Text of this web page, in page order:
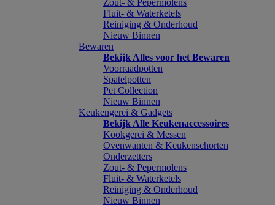
Zout- & Pepermolens
Fluit- & Waterketels
Reiniging & Onderhoud
Nieuw Binnen
Bewaren
Bekijk Alles voor het Bewaren
Voorraadpotten
Spatelpotten
Pet Collection
Nieuw Binnen
Keukengerei & Gadgets
Bekijk Alle Keukenaccessoires
Kookgerei & Messen
Ovenwanten & Keukenschorten
Onderzetters
Zout- & Pepermolens
Fluit- & Waterketels
Reiniging & Onderhoud
Nieuw Binnen